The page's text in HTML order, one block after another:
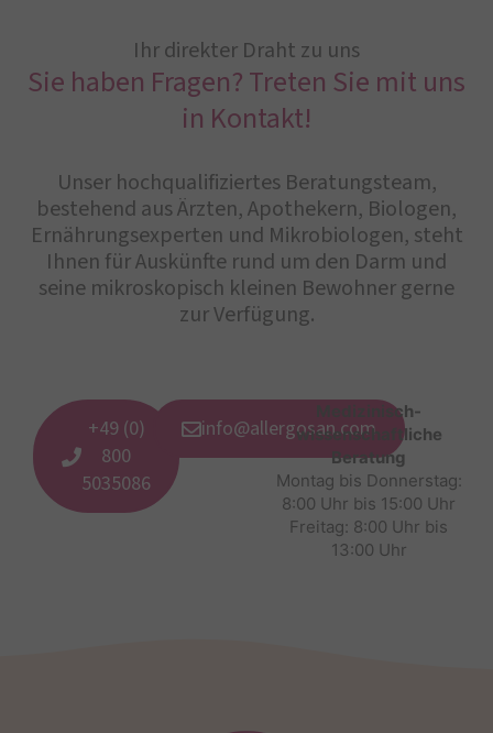
Ihr direkter Draht zu uns
Sie haben Fragen? Treten Sie mit uns
in Kontakt!
Unser hochqualifiziertes Beratungsteam,
bestehend aus Ärzten, Apothekern, Biologen,
Ernährungsexperten und Mikrobiologen, steht
Ihnen für Auskünfte rund um den Darm und
seine mikroskopisch kleinen Bewohner gerne
zur Verfügung.
+49 (0)
800
5035086
info@allergosan.com
Medizinisch-
wissenschaftliche
Beratung
Montag bis Donnerstag:
8:00 Uhr bis 15:00 Uhr
Freitag: 8:00 Uhr bis
13:00 Uhr